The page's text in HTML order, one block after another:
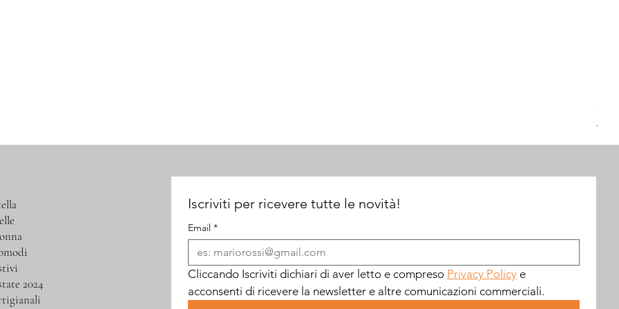
3269
Iscriviti per ricevere tutte le novità!
Email *
Cliccando Iscriviti dichiari di aver letto e compreso Privacy Policy e
acconsenti di ricevere la newsletter e altre comunicazioni commerciali.
2024